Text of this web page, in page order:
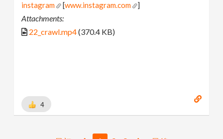
instagram
[www.instagram.com ]
Attachments:
22_crawl.mp4(370.4 KB)
4